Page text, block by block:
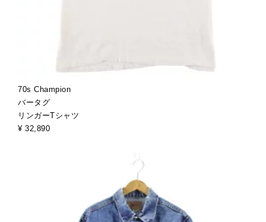
70s Champion
バータグ
リンガーTシャツ
¥ 32,890